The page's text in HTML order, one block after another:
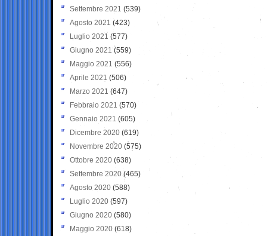
Settembre 2021 (539)
Agosto 2021 (423)
Luglio 2021 (577)
Giugno 2021(559)
Maggio 2021 (556)
Aprile 2021 (506)
Marzo 2021 (647)
Febbraio 2021 (570)
Gennaio 2021 (605)
Dicembre 2020 (619)
Novembre 2020 (575)
Ottobre 2020 (638)
Settembre 2020(465)
Agosto 2020 (588)
Luglio 2020 (597)
Giugno 2020 (580)
Maggio 2020 (618)